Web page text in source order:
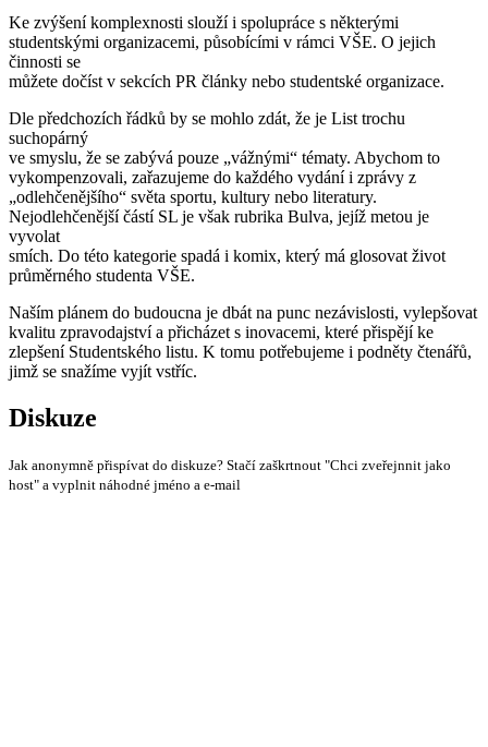
Ke zvýšení komplexnosti slouží i spolupráce s některými
studentskými organizacemi, působícími v rámci VŠE. O jejich
činnosti se
můžete dočíst v sekcích PR články nebo studentské organizace.
Dle předchozích řádků by se mohlo zdát, že je List trochu
suchopárný
ve smyslu, že se zabývá pouze „vážnými“ tématy. Abychom to
vykompenzovali, zařazujeme do každého vydání i zprávy z
„odlehčenějšího“ světa sportu, kultury nebo literatury.
Nejodlehčenější částí SL je však rubrika Bulva, jejíž metou je
vyvolat
smích. Do této kategorie spadá i komix, který má glosovat život
průměrného studenta VŠE.
Naším plánem do budoucna je dbát na punc nezávislosti, vylepšovat
kvalitu zpravodajství a přicházet s inovacemi, které přispějí ke
zlepšení Studentského listu. K tomu potřebujeme i podněty čtenářů,
jimž se snažíme vyjít vstříc.
Diskuze
Jak anonymně přispívat do diskuze? Stačí zaškrtnout "Chci zveřejnnit jako
host" a vyplnit náhodné jméno a e-mail